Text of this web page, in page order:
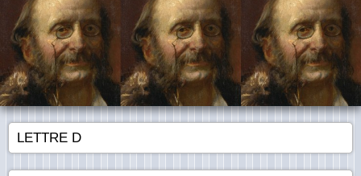
LETTRE D